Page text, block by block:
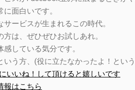
面白いです。
ービスが生まれるこの時代。
は、ぜひぜひお試しあれ。
感している気分です。
いう方、(役に立たなかったよ！とい
いいね！して頂けると嬉しいです
報はこちら